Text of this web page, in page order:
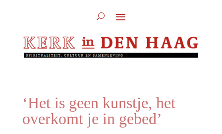
‘Het is geen kunstje, het
overkomt je in gebed’